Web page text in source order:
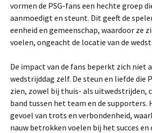
vormen de PSG-fans een hechte groep
aanmoedigt en steunt. Dit geeft de
eenheid en gemeenschap, waardoor ze
voelen, ongeacht de locatie van de
De impact van de fans beperkt zich niet
wedstrijddag zelf. De steun en liefde die
zien, zowel bij thuis- als uitwedstrijden,
band tussen het team en de supporters.
gevoel van trots en verbondenheid,
nauw betrokken voelen bij het succes en